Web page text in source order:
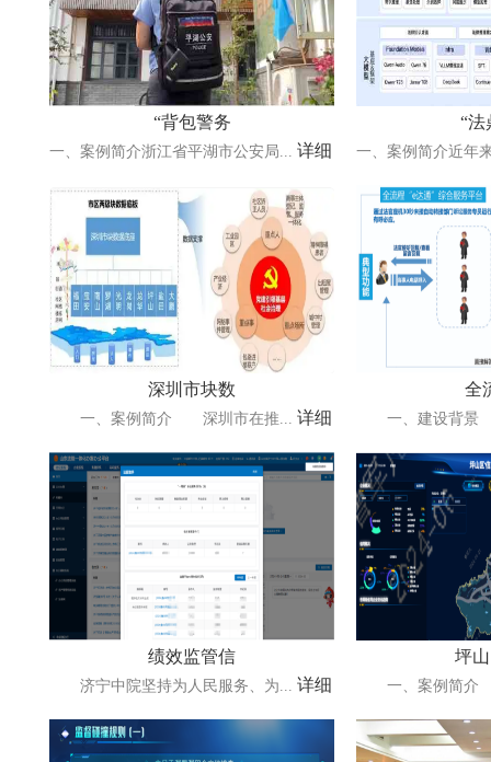
“背包警务
一、案例简介浙江省平湖市公安局... 详细
“法
一、案例简介近年
深圳市块数
一、案例简介 深圳市在推... 详细
全
一、建设背景
绩效监管信
济宁中院坚持为人民服务、为... 详细
坪
一、案例简介